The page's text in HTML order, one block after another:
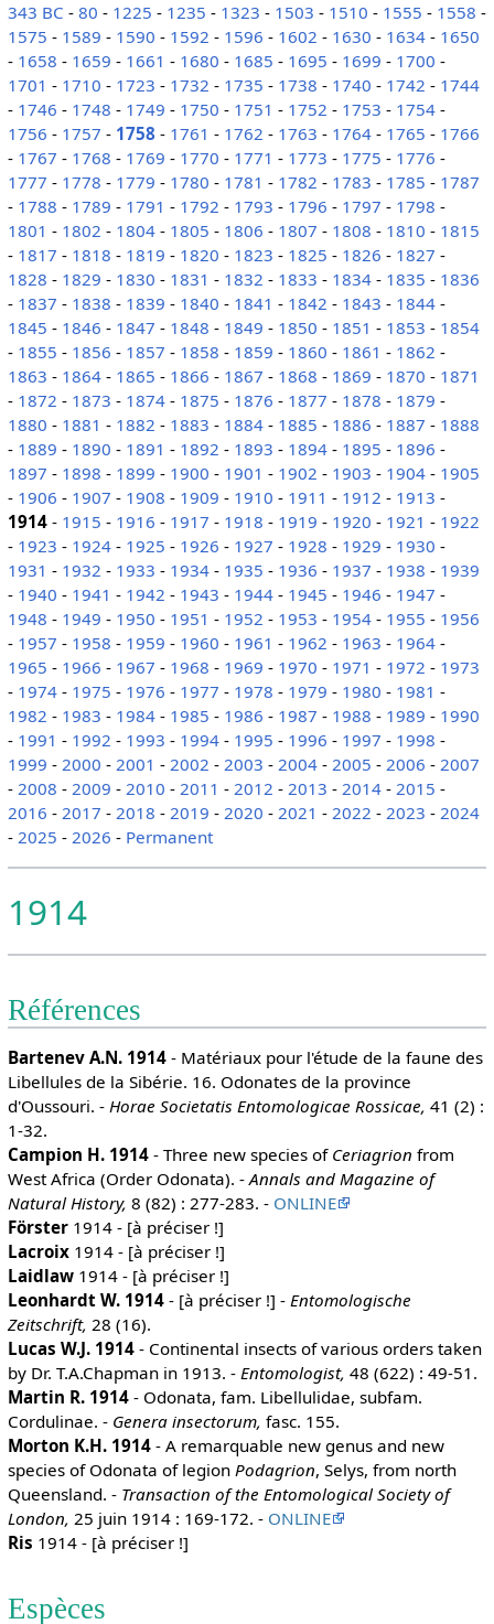
343 BC - 80 - 1225 - 1235 - 1323 - 1503 - 1510 - 1555 - 1558 -
1575 - 1589 - 1590 - 1592 - 1596 - 1602 - 1630 - 1634- 1650
- 1658 - 1659 - 1661 - 1680 - 1685 - 1695 - 1699 - 1700 -
1701 - 1710 - 1723 - 1732 - 1735 - 1738 - 1740 - 1742 - 1744
- 1746 - 1748 - 1749 - 1750 - 1751 - 1752 - 1753 - 1754-
1756 - 1757 - 1758 - 1761 - 1762 - 1763 - 1764- 1765 - 1766
- 1767 - 1768 - 1769 - 1770 - 1771 - 1773 - 1775 - 1776 -
1777 - 1778 - 1779 - 1780 - 1781 - 1782 - 1783 - 1785 - 1787
- 1788 - 1789 - 1791 - 1792 - 1793 - 1796 - 1797 - 1798 -
1801 - 1802 - 1804- 1805 - 1806 - 1807 - 1808 - 1810 - 1815
- 1817 - 1818 - 1819 - 1820 - 1823 - 1825 - 1826 - 1827 -
1828 - 1829 - 1830 - 1831 - 1832 - 1833 - 1834- 1835 - 1836
- 1837 - 1838 - 1839 - 1840 - 1841 - 1842 - 1843 - 1844-
1845 - 1846 - 1847 - 1848 - 1849 - 1850 - 1851 - 1853 - 1854
- 1855 - 1856 - 1857 - 1858 - 1859 - 1860 - 1861 - 1862 -
1863 - 1864- 1865 - 1866 - 1867 - 1868 - 1869 - 1870 - 1871
- 1872 - 1873 - 1874- 1875 - 1876 - 1877 - 1878 - 1879 -
1880 - 1881 - 1882 - 1883 - 1884- 1885 - 1886 - 1887 - 1888
- 1889 - 1890 - 1891 - 1892 - 1893 - 1894- 1895 - 1896 -
1897 - 1898 - 1899 - 1900 - 1901 - 1902 - 1903 - 1904- 1905
- 1906 - 1907 - 1908 - 1909 - 1910 - 1911 - 1912 - 1913 -
1914- 1915 - 1916 - 1917 - 1918 - 1919 - 1920 - 1921 - 1922
- 1923 - 1924- 1925 - 1926 - 1927 - 1928 - 1929 - 1930 -
1931 - 1932 - 1933 - 1934- 1935 - 1936 - 1937 - 1938 - 1939
- 1940 - 1941 - 1942 - 1943 - 1944- 1945 - 1946 - 1947 -
1948 - 1949 - 1950 - 1951 - 1952 - 1953 - 1954- 1955 - 1956
- 1957 - 1958 - 1959 - 1960 - 1961 - 1962 - 1963 - 1964-
1965 - 1966 - 1967 - 1968 - 1969 - 1970 - 1971 - 1972 - 1973
- 1974- 1975 - 1976 - 1977 - 1978 - 1979 - 1980 - 1981 -
1982 - 1983 - 1984- 1985 - 1986 - 1987 - 1988 - 1989 - 1990
- 1991 - 1992 - 1993 - 1994- 1995 - 1996 - 1997 - 1998 -
1999 - 2000 - 2001 - 2002 - 2003 - 2004- 2005 - 2006 - 2007
- 2008 - 2009 - 2010 - 2011 - 2012 - 2013 - 2014- 2015 -
2016 - 2017 - 2018 - 2019 - 2020 - 2021 - 2022 - 2023 - 2024
- 2025 - 2026 - Permanent
1914
Références
Bartenev A.N. 1914- Matériaux pour l'étude de la faune des
Libellules de la Sibérie. 16. Odonates de la province
d'Oussouri. - Horae Societatis Entomologicae Rossicae, 41 (2) :
1-32.
Campion H. 1914- Three new species of Ceriagrion from
West Africa (Order Odonata). -Annals and Magazine of
Natural History, 8 (82) : 277-283. - ONLINE
Förster1914 - [à préciser !]
Lacroix1914 - [à préciser !]
Laidlaw1914 - [à préciser !]
Leonhardt W. 1914- [à préciser !] - Entomologische
Zeitschrift, 28 (16).
Lucas W.J. 1914- Continental insects of various orders taken
by Dr. T.A.Chapman in 1913. - Entomologist, 48 (622) : 49-51.
Martin R. 1914- Odonata, fam. Libellulidae, subfam.
Cordulinae. - Genera insectorum, fasc. 155.
Morton K.H. 1914- A remarquable new genus and new
species of Odonata of legion Podagrion, Selys, from north
Queensland. - Transaction of the Entomological Society of
London, 25 juin 1914 : 169-172. - ONLINE
Ris 1914 - [à préciser !]
Espèces